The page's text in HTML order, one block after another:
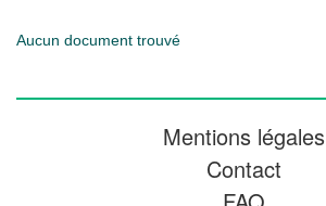
Aucun document trouvé
Mentions légales
Contact